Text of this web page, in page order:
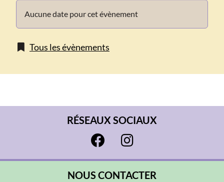
Tous les évènements
Info
Aucune date pour cet évènement
RÉSEAUX SOCIAUX
NOUS CONTACTER